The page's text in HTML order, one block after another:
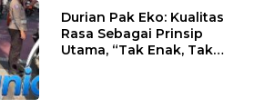
Durian Pak Eko: Kualitas
Rasa Sebagai Prinsip
Utama, “Tak Enak, Tak